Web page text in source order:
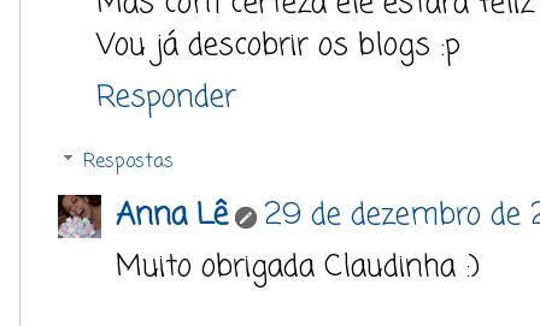
Vou já descobrir os blogs :p
Responder
Respostas
Anna Lê
29 de dezembro de
Muito obrigada Claudinha :)